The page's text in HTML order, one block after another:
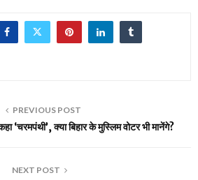
PREVIOUS POST
‘चरमपंथी’, क्या बिहार के मुस्लिम वोटर भी मानेंगे?
NEXT POST